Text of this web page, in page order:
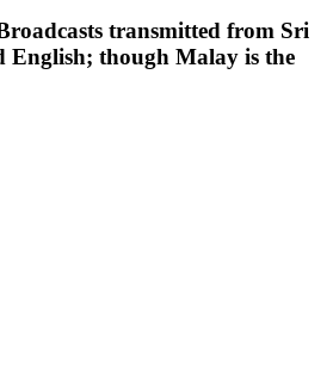
transmitted from Sri
English; though Malay is the